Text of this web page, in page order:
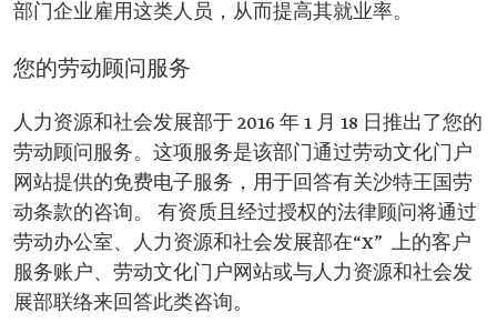
部门企业雇用这类人员，从而提高其就业率。
您的劳动顾问服务
人力资源和社会发展部于 2016 年 1 月 18 日推出了您的
劳动顾问服务。这项服务是该部门通过劳动文化门户
网站提供的免费电子服务，用于回答有关沙特王国劳
动条款的咨询。 有资质且经过授权的法律顾问将通过
劳动办公室、人力资源和社会发展部在“X” 上的客户
服务账户、劳动文化门户网站或与人力资源和社会发
展部联络来回答此类咨询。